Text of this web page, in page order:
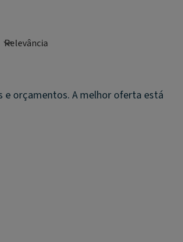
e orçamentos. A melhor oferta está